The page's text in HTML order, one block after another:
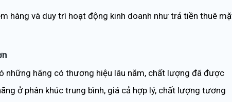
hàng và duy trì hoạt động kinh doanh như trả tiền thuê
những hãng có thương hiệu lâu năm, chất lượng đã được
ở phân khúc trung bình, giá cả hợp lý, chất lượng tương